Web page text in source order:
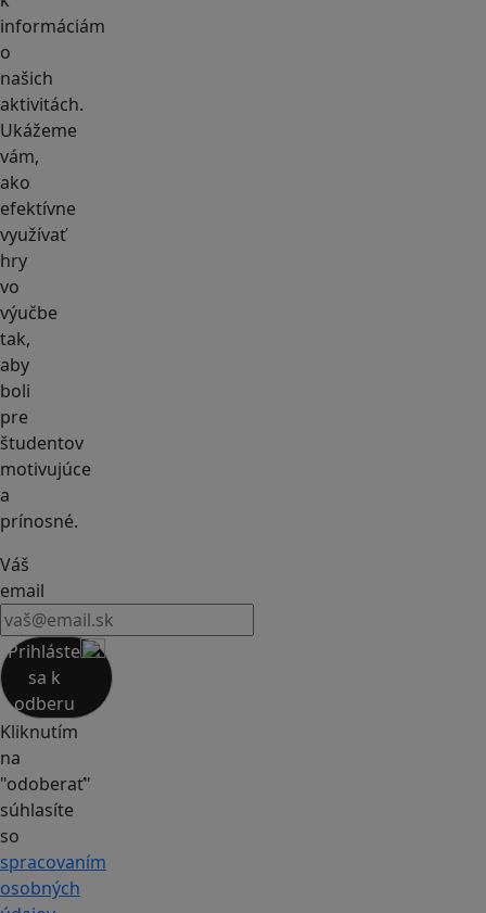
informáciám
o
našich
aktivitách.
Ukážeme
vám,
ako
efektívne
využívať
hry
vo
výučbe
tak,
aby
boli
pre
študentov
motivujúce
a
prínosné.
Váš
email
Prihláste
sa k
odberu
Kliknutím
na
"odoberať"
súhlasíte
so
spracovaním
osobných